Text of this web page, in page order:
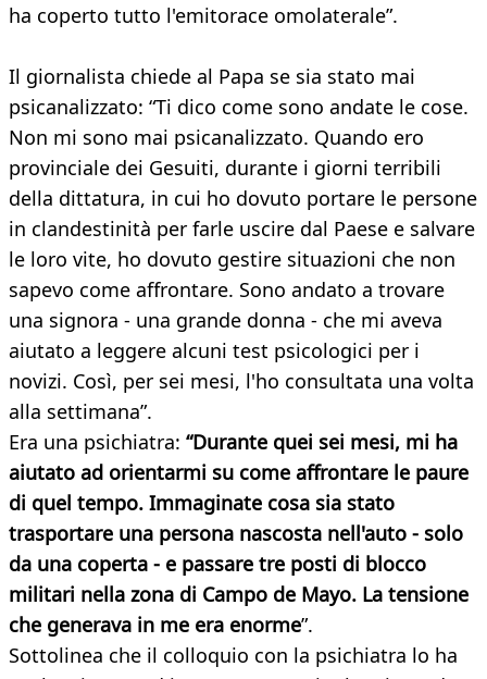
ha coperto tutto l'emitorace omolaterale”.
Il giornalista chiede al Papa se sia stato mai
psicanalizzato: “Ti dico come sono andate le cose.
Non mi sono mai psicanalizzato. Quando ero
provinciale dei Gesuiti, durante i giorni terribili
della dittatura, in cui ho dovuto portare le persone
in clandestinità per farle uscire dal Paese e salvare
le loro vite, ho dovuto gestire situazioni che non
sapevo come affrontare. Sono andato a trovare
una signora - una grande donna - che mi aveva
aiutato a leggere alcuni test psicologici per i
novizi. Così, per sei mesi, l'ho consultata una volta
alla settimana”.
Era una psichiatra: “Durante quei sei mesi, mi ha
aiutato ad orientarmi su come affrontare le paure
di quel tempo. Immaginate cosa sia stato
trasportare una persona nascosta nell'auto - solo
da una coperta - e passare tre posti di blocco
militari nella zona di Campo de Mayo. La tensione
che generava in me era enorme”.
Sottolinea che il colloquio con la psichiatra lo ha